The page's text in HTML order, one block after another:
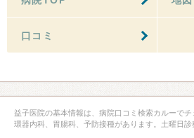
口コミ
益子医院の基本情報は、病院口コミ検索カルーで
環器内科、胃腸科、予防接種があります。土曜日診